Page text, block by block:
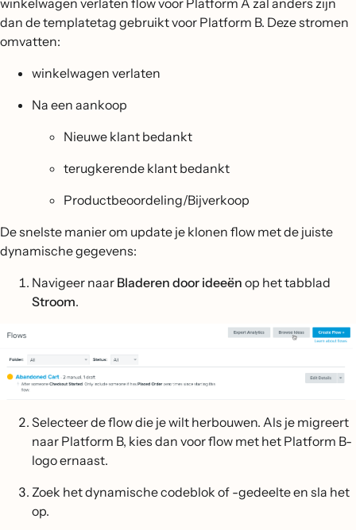
winkelwagen verlaten flow voor Platform A zal anders zijn
dan de templatetag gebruikt voor Platform B. Deze stromen
omvatten:
winkelwagen verlaten
Na een aankoop
Nieuwe klant bedankt
terugkerende klant bedankt
Productbeoordeling/Bijverkoop
De snelste manier om update je klonen flow met de juiste
dynamische gegevens:
Navigeer naar Bladeren door ideeën op het tabblad
Stroom.
Selecteer de flow die je wilt herbouwen. Als je migreert
naar Platform B, kies dan voor flow met het Platform B-
logo ernaast.
Zoek het dynamische codeblok of -gedeelte en sla het
op.